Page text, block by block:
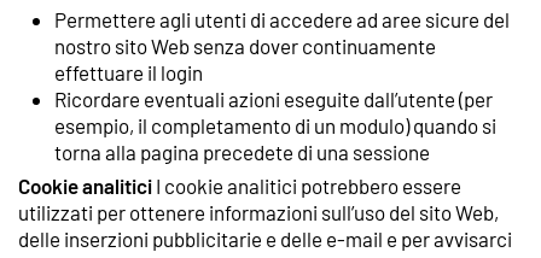
Permettere agli utenti di accedere ad aree sicure del
nostro sito Web senza dover continuamente
effettuare il login
Ricordare eventuali azioni eseguite dall’utente (per
esempio, il completamento di un modulo) quando si
torna alla pagina precedete di una sessione
Cookie analitici I cookie analitici potrebbero essere
utilizzati per ottenere informazioni sull’uso del sito Web,
delle inserzioni pubblicitarie e delle e-mail e per avvisarci